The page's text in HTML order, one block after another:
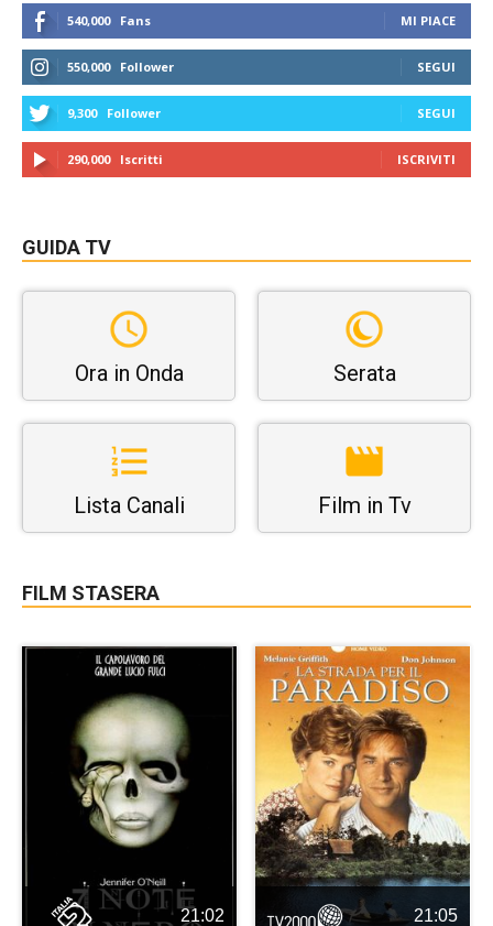
540,000 Fans MI PIACE
550,000 Follower SEGUI
9,300 Follower SEGUI
290,000 Iscritti ISCRIVITI
GUIDA TV
Ora in Onda Serata
Lista Canali Film in Tv
FILM STASERA
21:02 21:05